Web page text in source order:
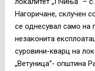
Нагоричане, склучен
се однесувал само на
незаконита
суровини-кварц на
„Ветуница“- општина